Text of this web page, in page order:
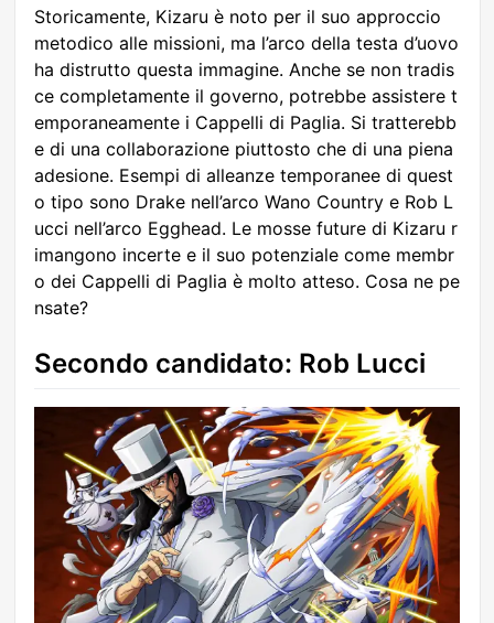
Storicamente, Kizaru è noto per il suo approccio
metodico alle missioni, ma l’arco della testa d’uovo
ha distrutto questa immagine. Anche se non tradis
ce completamente il governo, potrebbe assistere t
emporaneamente i Cappelli di Paglia. Si tratterebb
e di una collaborazione piuttosto che di una piena
adesione. Esempi di alleanze temporanee di quest
o tipo sono Drake nell’arco Wano Country e Rob L
ucci nell’arco Egghead. Le mosse future di Kizaru r
imangono incerte e il suo potenziale come membr
o dei Cappelli di Paglia è molto atteso. Cosa ne pe
nsate?
Secondo candidato: Rob Lucci